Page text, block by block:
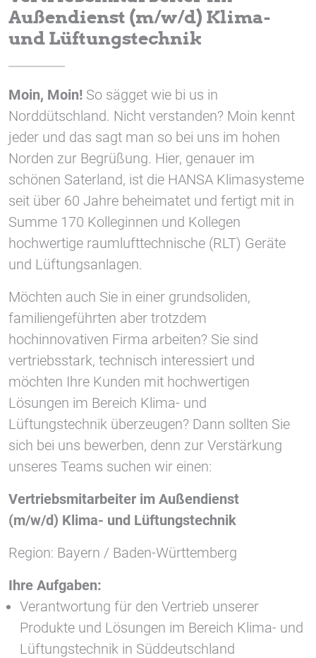
Außendienst (m/w/d) Klima-
und Lüftungstechnik
Moin, Moin! So sägget wie bi us in
Norddütschland. Nicht verstanden? Moin kennt
jeder und das sagt man so bei uns im hohen
Norden zur Begrüßung. Hier, genauer im
schönen Saterland, ist die HANSA Klimasysteme
seit über 60 Jahre beheimatet und fertigt mit in
Summe 170 Kolleginnen und Kollegen
hochwertige raumlufttechnische (RLT) Geräte
und Lüftungsanlagen.
Möchten auch Sie in einer grundsoliden,
familiengeführten aber trotzdem
hochinnovativen Firma arbeiten? Sie sind
vertriebsstark, technisch interessiert und
möchten Ihre Kunden mit hochwertigen
Lösungen im Bereich Klima- und
Lüftungstechnik überzeugen? Dann sollten Sie
sich bei uns bewerben, denn zur Verstärkung
unseres Teams suchen wir einen:
Vertriebsmitarbeiter im Außendienst
(m/w/d) Klima- und Lüftungstechnik
Region: Bayern / Baden-Württemberg
Ihre Aufgaben:
Verantwortung für den Vertrieb unserer
Produkte und Lösungen im Bereich Klima- und
Lüftungstechnik in Süddeutschland
1 Jahr
STATISTIK
Diese Informationen helfen uns zu verstehen, wie
unsere Besucher unsere Website nutzen.
Analytics
EXTERNE MEDIEN
Um Inhalte von Videoplattformen und Social Media
Plattformen anzeigen zu können, werden von
YouTube
Vimeo